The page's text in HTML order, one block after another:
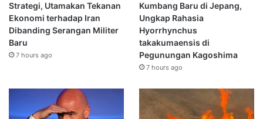
Strategi, Utamakan Tekanan
Ekonomi terhadap Iran
Dibanding Serangan Militer
Baru
7 hours ago
Kumbang Baru di Jepang,
Ungkap Rahasia
Hyorrhynchus
takakumaensis di
Pegunungan Kagoshima
7 hours ago